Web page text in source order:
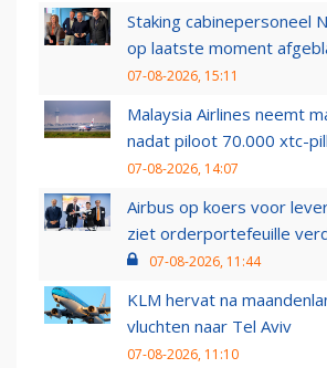
Staking cabinepersoneel
op laatste moment
07-08-2026, 15:11
Malaysia Airlines neemt
nadat piloot 70.000 xtc-
07-08-2026, 14:07
Airbus op koers voor
ziet orderportefeuille
07-08-2026, 11:44
KLM hervat na
vluchten naar Tel Aviv
07-08-2026, 11:10